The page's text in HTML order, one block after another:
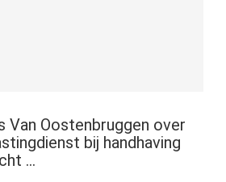
Van Oostenbruggen over
bij handhaving
...